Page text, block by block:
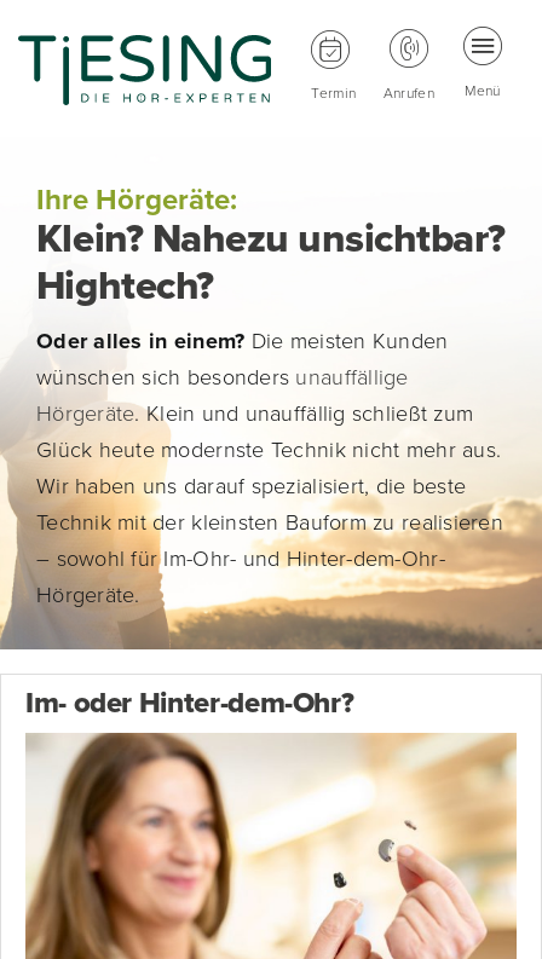
springen
Termin
Toggle
Anrufen
Anrufen
Wir
Menü
Ihre Hörgeräte:
Klein? Nahezu unsichtbar?
Hightech?
Oder alles in einem? Die meisten Kunden
wünschen sich besonders unauffällige
Hörgeräte. Klein und unauffällig schließt zum
Glück heute modernste Technik nicht mehr aus.
Wir haben uns darauf spezialisiert, die beste
Technik mit der kleinsten Bauform zu realisieren
– sowohl für Im-Ohr- und Hinter-dem-Ohr-
Hörgeräte.
Im- oder Hinter-dem-Ohr?